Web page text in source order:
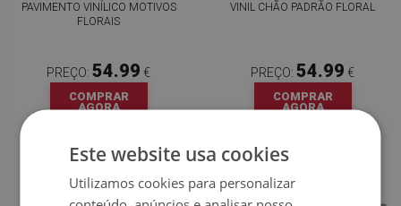
PAVIMENTO VINÍLICO MOTIVOS
FLORAIS
PREÇO: 54.99 €
COMPRAR
AGORA
VINIL CHÃO PADRÃO FLORAL
PREÇO: 54.99 €
COMPRAR
AGORA
Este website usa cookies
Utilizamos cookies para personalizar